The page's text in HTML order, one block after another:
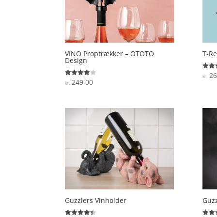
VINO Proptrækker – OTOTO
Design
Vurderet
4
kr. 249,00
T-
5
kr.
Guzzlers Vinholder